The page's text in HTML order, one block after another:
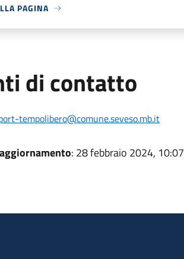
PAGINA
di contatto
tempolibero@comune.seveso.mb.it
: 28 febbraio 2024, 10:07